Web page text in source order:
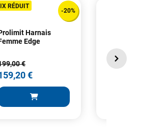
RÉDUIT
-20%
Harnais
Edge
€
€
99,99 €